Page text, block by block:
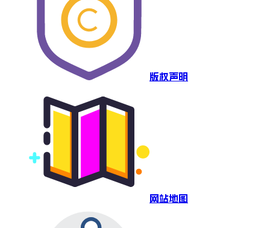
版权声明
网站地图